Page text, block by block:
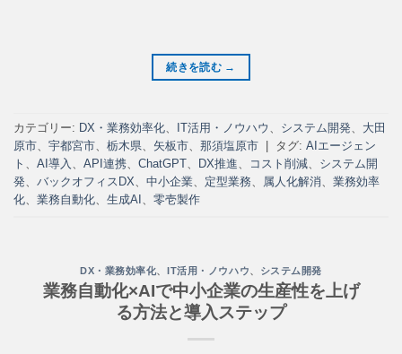
続きを読む →
カテゴリー: DX・業務効率化、 IT活用・ノウハウ 、 システム開発、 大田
原市、 宇都宮市、 栃木県、 矢板市、 那須塩原市 タグ: AIエージェン
ト 、 AI導入 、 API連携、 ChatGPT、 DX推進、 コスト削減、 システム開
発、 バックオフィスDX、 中小企業、 定型業務、 属人化解消、 業務効率
化、 業務自動化、 生成AI 、 零壱製作
DX・業務効率化、IT活用・ノウハウ、 システム開発
業務自動化×AIで中小企業の生産性を上げ
る方法と導入ステップ